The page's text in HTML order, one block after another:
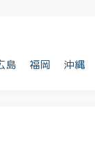
島 福岡 沖縄